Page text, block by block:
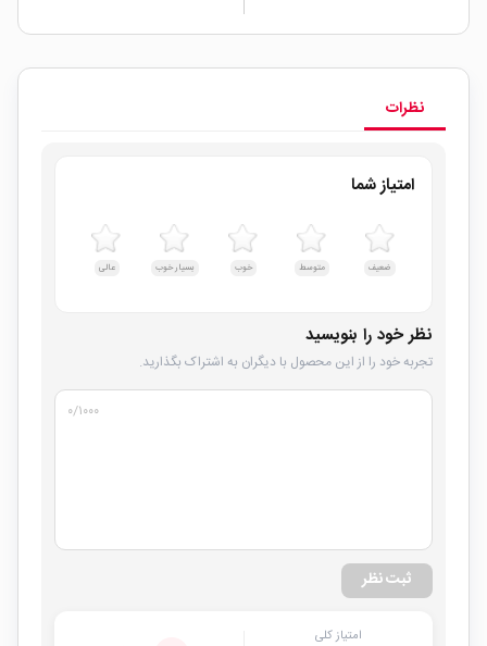
نظرات
امتیاز شما
ضعیف متوسط خوب بسیار خوب عالی
نظر خود را بنویسید
تجربه خود را از این محصول با دیگران به اشتراک بگذارید.
۰/۱۰۰۰
ثبت نظر
امتیاز کلی